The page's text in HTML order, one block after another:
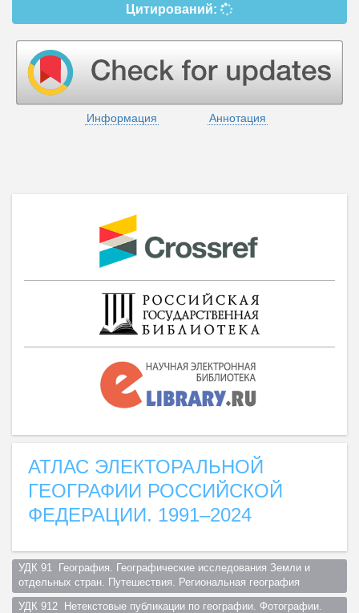
Цитирований:
Информация Аннотация
АТЛАС ЭЛЕКТОРАЛЬНОЙ
ГЕОГРАФИИ РОССИЙСКОЙ
ФЕДЕРАЦИИ. 1991–2024
УДК 91  География. Географические исследования Земли и
отдельных стран. Путешествия. Региональная география
УДК 912  Нетекстовые публикации по географии. Фотографии.